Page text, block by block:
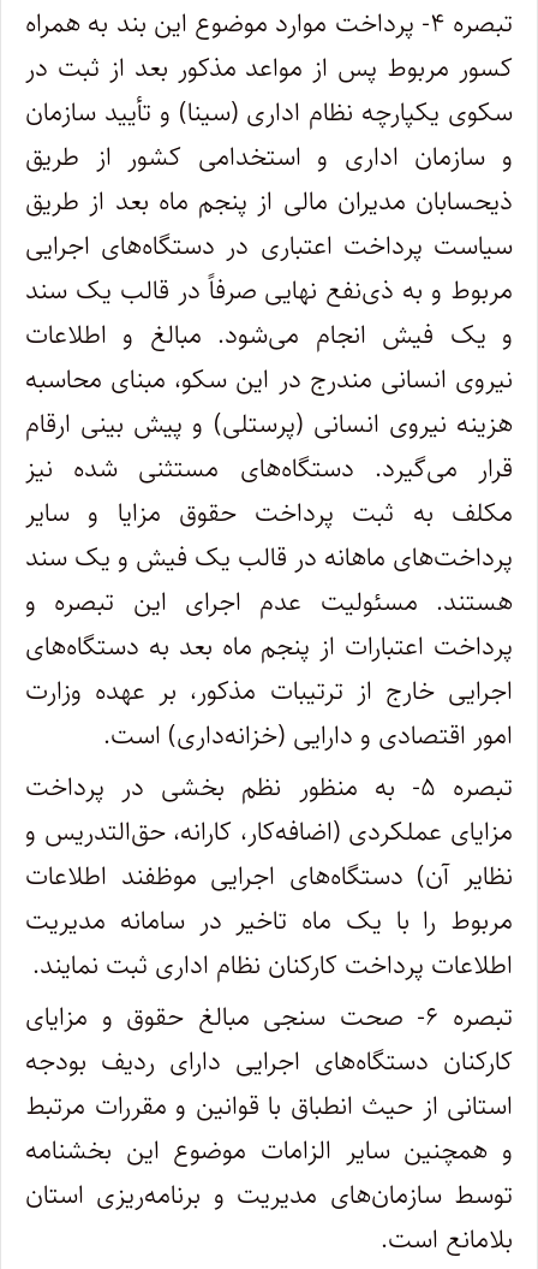
تبصره ۴- پرداخت موارد موضوع این بند به همراه
کسور مربوط پس از مواعد مذکور بعد از ثبت در
سکوی یکپارچه نظام اداری (سینا) و تأیید سازمان
و سازمان اداری و استخدامی کشور از طریق
ذیحسابان مدیران مالی از پنجم ماه بعد از طریق
سیاست پرداخت اعتباری در دستگاه‌های اجرایی
مربوط و به ذی‌نفع نهایی صرفاً در قالب یک سند
و یک فیش انجام ‌می‌شود. مبالغ و اطلاعات
نیروی انسانی مندرج در این سکو، مبنای محاسبه
هزینه نیروی انسانی (پرستلی) و پیش بینی ارقام
قرار می‌گیرد‌. دستگاه‌های مستثنی شده نیز
مکلف به ثبت پرداخت حقوق مزایا و سایر
‌پرداخت‌های ماهانه در قالب یک فیش و یک سند
هستند‌. مسئولیت عدم اجرای این تبصره و
پرداخت اعتبارات از پنجم ماه بعد به دستگاه‌های
اجرایی خارج از ترتیبات مذکور، بر عهده وزارت
امور اقتصادی و دارایی (خزانه‌داری) است‌.
تبصره ۵- به منظور نظم بخشی در پرداخت
مزایای عملکردی (اضافه‌کار، کارانه، حق‌التدریس و
نظایر آن) دستگاه‌های اجرایی موظفند اطلاعات
مربوط را با یک ماه تاخیر در سامانه مدیریت
اطلاعات پرداخت کارکنان نظام اداری ثبت نمایند‌.
تبصره ۶- صحت سنجی مبالغ حقوق و مزایای
کارکنان دستگاه‌های اجرایی دارای ردیف بودجه
استانی از حیث انطباق با قوانین و مقررات مرتبط
و همچنین سایر الزامات موضوع این بخشنامه
توسط ‌سازمان‌های مدیریت و برنامه‌ریزی استان
بلامانع است‌.